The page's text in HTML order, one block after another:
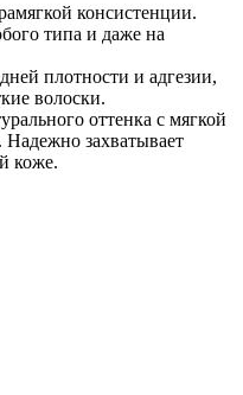
консистенции.
типа и даже на
плотности и адгезии,
волоски.
оттенка с мягкой
Надежно захватывает
коже.